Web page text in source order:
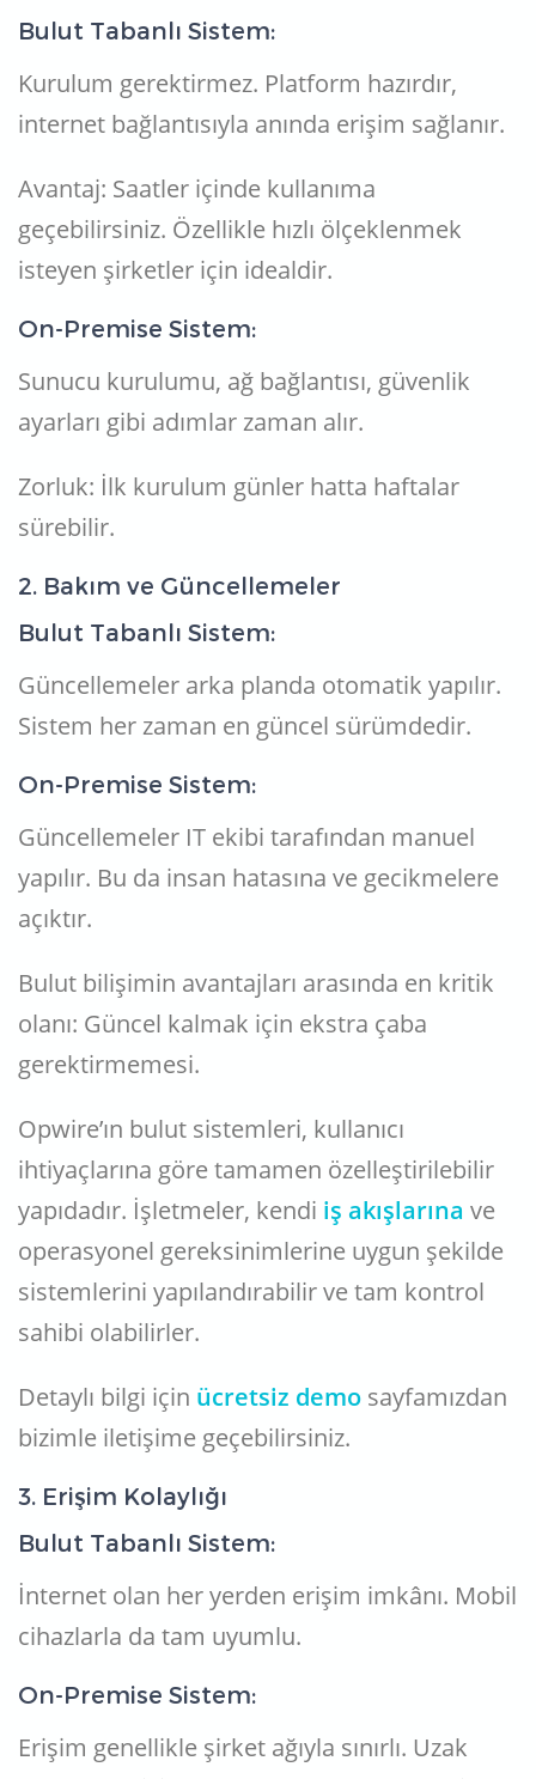
Bulut Tabanlı Sistem:
Kurulum gerektirmez. Platform hazırdır,
internet bağlantısıyla anında erişim sağlanır.
Avantaj: Saatler içinde kullanıma
geçebilirsiniz. Özellikle hızlı ölçeklenmek
isteyen şirketler için idealdir.
On-Premise Sistem:
Sunucu kurulumu, ağ bağlantısı, güvenlik
ayarları gibi adımlar zaman alır.
Zorluk: İlk kurulum günler hatta haftalar
sürebilir.
2. Bakım ve Güncellemeler
Bulut Tabanlı Sistem:
Güncellemeler arka planda otomatik yapılır.
Sistem her zaman en güncel sürümdedir.
On-Premise Sistem:
Güncellemeler IT ekibi tarafından manuel
yapılır. Bu da insan hatasına ve gecikmelere
açıktır.
Bulut bilişimin avantajları arasında en kritik
olanı: Güncel kalmak için ekstra çaba
gerektirmemesi.
Opwire’ın bulut sistemleri, kullanıcı
ihtiyaçlarına göre tamamen özelleştirilebilir
yapıdadır. İşletmeler, kendi iş akışlarına ve
operasyonel gereksinimlerine uygun şekilde
sistemlerini yapılandırabilir ve tam kontrol
sahibi olabilirler.
Detaylı bilgi için ücretsiz demo sayfamızdan
bizimle iletişime geçebilirsiniz.
3. Erişim Kolaylığı
Bulut Tabanlı Sistem:
İnternet olan her yerden erişim imkânı. Mobil
cihazlarla da tam uyumlu.
On-Premise Sistem:
Erişim genellikle şirket ağıyla sınırlı. Uzak